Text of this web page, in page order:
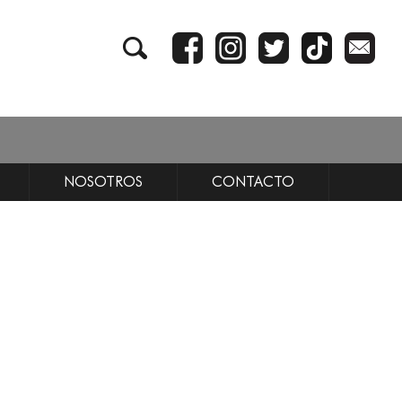
NOSOTROS CONTACTO